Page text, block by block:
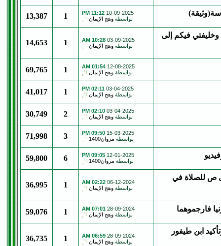
10-09-2025
11:12 PM
بواسطة وهج الإيمان 1
13,387
فيكم إلى
03-09-2025
10:28 AM
بواسطة وهج الإيمان 1
14,653
12-08-2025
01:54 AM
بواسطة وهج الإيمان 1
69,765
03-04-2025
02:11 PM
بواسطة وهج الإيمان 1
41,017
03-04-2025
02:10 PM
بواسطة وهج الإيمان 2
30,749
15-03-2025
09:50 PM
بواسطة مروان1400 3
71,998
12-01-2025
09:05 PM
بواسطة مروان1400 6
59,800
ص للصلاة في
06-12-2024
02:22 AM
بواسطة وهج الإيمان 1
36,995
فارجموهما 28-09-2024
07:01 AM
بواسطة وهج الإيمان 1
59,076
ابن طيفور
28-09-2024
06:59 AM
بواسطة وهج الإيمان 1
36,735